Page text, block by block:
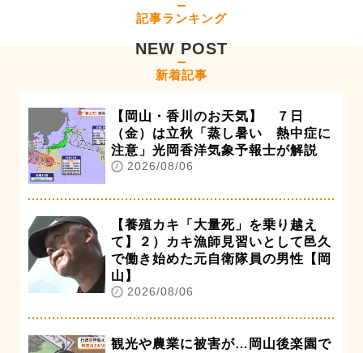
記事ランキング
NEW POST
新着記事
【岡山・香川のお天気】 ７日
（金）は立秋「蒸し暑い 熱中症に
注意」光岡香洋気象予報士が解説
2026/08/06
【養殖カキ「大量死」を乗り越え
て】２）カキ漁師見習いとして邑久
で働き始めた元自衛隊員の男性【岡
山】
2026/08/06
観光や農業に被害が…岡山後楽園で